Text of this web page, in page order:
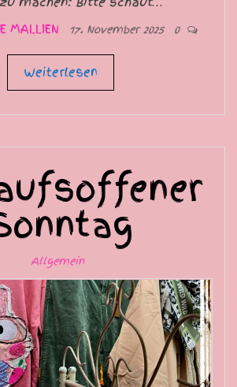
MALLIEN 17. November 2025 0
Weiterlesen
Allgemein